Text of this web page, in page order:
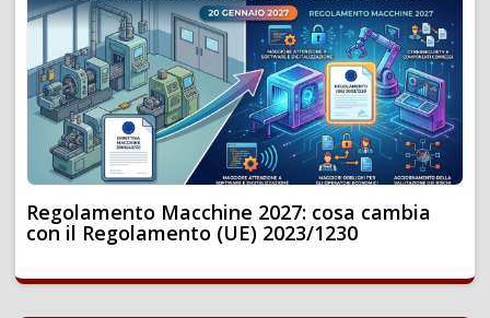
Regolamento Macchine 2027: cosa cambia
con il Regolamento (UE) 2023/1230